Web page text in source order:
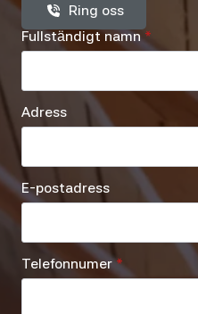
Ring oss
Fullständigt namn *
Adress
E-postadress
Telefonnumer *